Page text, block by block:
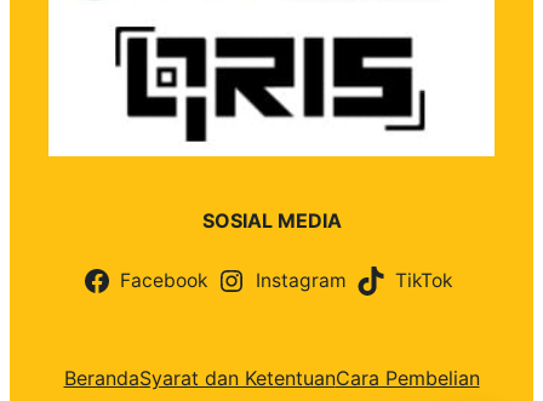
SOSIAL MEDIA
Facebook Instagram TikTok
BerandaSyarat dan KetentuanCara Pembelian